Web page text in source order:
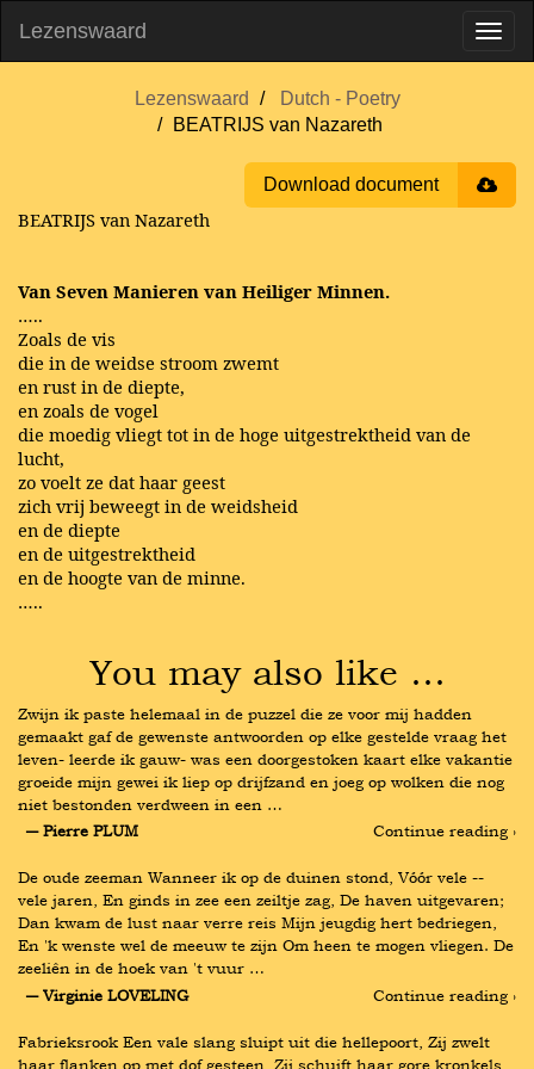
Lezenswaard
Lezenswaard
Dutch - Poetry
BEATRIJS van Nazareth
Download document
BEATRIJS van Nazareth
Van Seven Manieren van Heiliger Minnen.
…..
Zoals de vis
die in de weidse stroom zwemt
en rust in de diepte,
en zoals de vogel
die moedig vliegt tot in de hoge uitgestrektheid van de
lucht,
zo voelt ze dat haar geest
zich vrij beweegt in de weidsheid
en de diepte
en de uitgestrektheid
en de hoogte van de minne.
…..
You may also like …
Zwijn ik paste helemaal in de puzzel die ze voor mij hadden
gemaakt gaf de gewenste antwoorden op elke gestelde vraag het
leven- leerde ik gauw- was een doorgestoken kaart elke vakantie
groeide mijn gewei ik liep op drijfzand en joeg op wolken die nog
niet bestonden verdween in een …
― Pierre PLUM
Continue reading ›
De oude zeeman Wanneer ik op de duinen stond, Vóór vele --
vele jaren, En ginds in zee een zeiltje zag, De haven uitgevaren;
Dan kwam de lust naar verre reis Mijn jeugdig hert bedriegen,
En 'k wenste wel de meeuw te zijn Om heen te mogen vliegen. De
zeeliên in de hoek van 't vuur …
― Virginie LOVELING
Continue reading ›
Fabrieksrook Een vale slang sluipt uit die hellepoort, Zij zwelt
haar flanken op met dof gesteen, Zij schuift haar gore kronkels